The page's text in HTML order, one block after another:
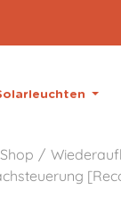
Shop